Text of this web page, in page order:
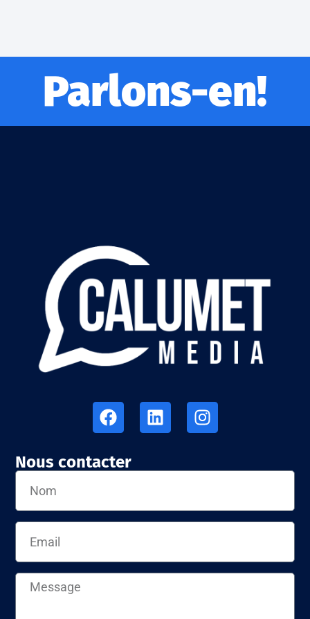
Parlons-en!
Nous contacter